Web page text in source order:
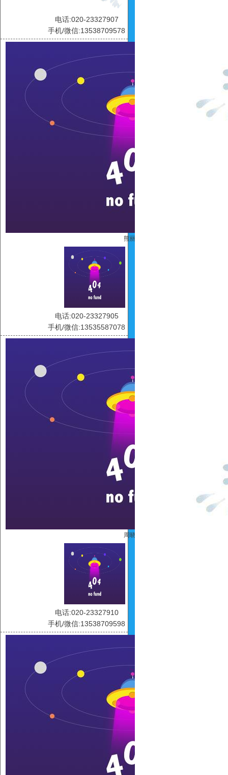
电话:020-23327907
手机/微信:13538709578
熊丽东
电话:020-23327905
手机/微信:13535587078
周晓雯
电话:020-23327910
手机/微信:13538709598